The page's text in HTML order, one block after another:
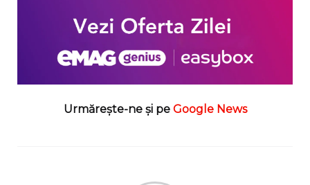
Urmărește-ne și pe Google News